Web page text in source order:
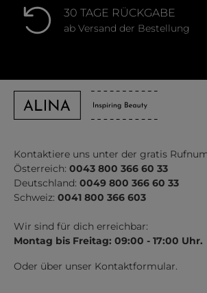
30 TAGE RÜCKGABE
ab Versand der Bestellung
Kontaktiere uns unter der gratis
Österreich: 0043 800 366 60 33
Deutschland: 0049 800 366 60 33
Schweiz: 0041 800 366 603
Wir sind für dich erreichbar:
Montag bis Freitag: 09:00 - 17:00 Uhr.
Oder über unser Kontaktformular.